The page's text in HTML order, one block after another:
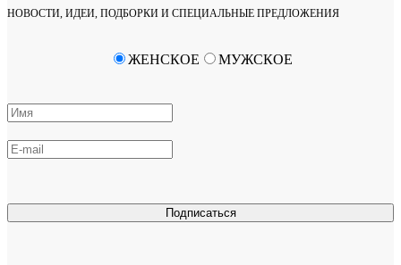
НОВОСТИ, ИДЕИ, ПОДБОРКИ И СПЕЦИАЛЬНЫЕ ПРЕДЛОЖЕНИЯ
Подписаться
ЖЕНСКОЕ МУЖСКОЕ